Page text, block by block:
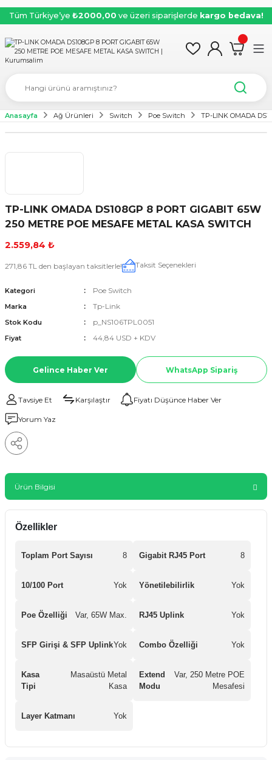
Tüm Türkiye’ye ₺2000,00 ve üzeri siparişlerde kargo bedava!
Anasayfa Ağ Ürünleri Switch Poe Switch TP-LINK OMADA
TP-LINK OMADA DS108GP 8 PORT GIGABIT 65W
250 METRE POE MESAFE METAL KASA SWITCH
2.559,84 ₺
271,86 TL den başlayan taksitlerle! Taksit Seçenekleri
Kategori Poe Switch
Marka Tp-Link
Stok Kodu p_NS106TPL0051
Fiyat 44,84 USD + KDV
Gelince Haber Ver WhatsApp Sipariş
Tavsiye Et Karşılaştır Fiyatı Düşünce Haber Ver
Yorum Yaz
Ürün Bilgisi
Özellikler
Toplam Port Sayısı 8 Gigabit RJ45 Port 8
10/100 Port Yok Yönetilebilirlik Yok
Poe Özelliği Var, 65W Max. RJ45 Uplink Yok
SFP Girişi & SFP UplinkYok Combo Özelliği Yok
Kasa
Tipi
Masaüstü Metal
Kasa
Extend
Modu
Var, 250 Metre POE
Mesafesi
Layer Katmanı Yok